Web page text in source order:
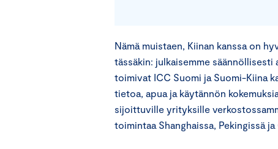
Nämä muistaen, Kiinan kanssa on
tässäkin: julkaisemme
toimivat ICC Suomi ja Suomi-Kiina
tietoa, apua ja käytännön
sijoittuville yrityksille
toimintaa Shanghaissa, Pekingissä